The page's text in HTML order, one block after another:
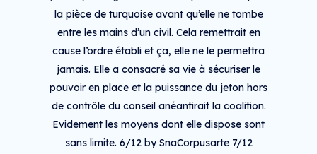
la pièce de turquoise avant qu’elle ne tombe
entre les mains d’un civil. Cela remettrait en
cause l’ordre établi et ça, elle ne le permettra
jamais. Elle a consacré sa vie à sécuriser le
pouvoir en place et la puissance du jeton hors
de contrôle du conseil anéantirait la coalition.
Evidement les moyens dont elle dispose sont
sans limite. 6/12 by SnaCorpusarte 7/12